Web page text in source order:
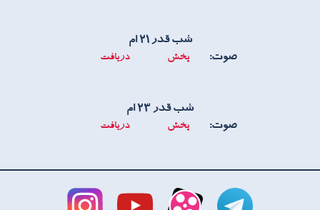
شب قدر ۲۱ ام
صوت:
پخش دریافت
شب قدر ۲۳ ام
صوت:
پخش دریافت